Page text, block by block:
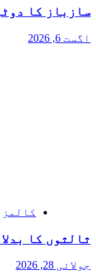
سازباز کا
اگست 6, 2026
کالمز
ثالثوں کا
جولائی 28, 2026